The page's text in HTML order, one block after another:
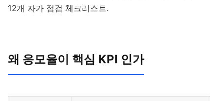
12개 자가 점검 체크리스트.
왜 응모율이 핵심 KPI 인가